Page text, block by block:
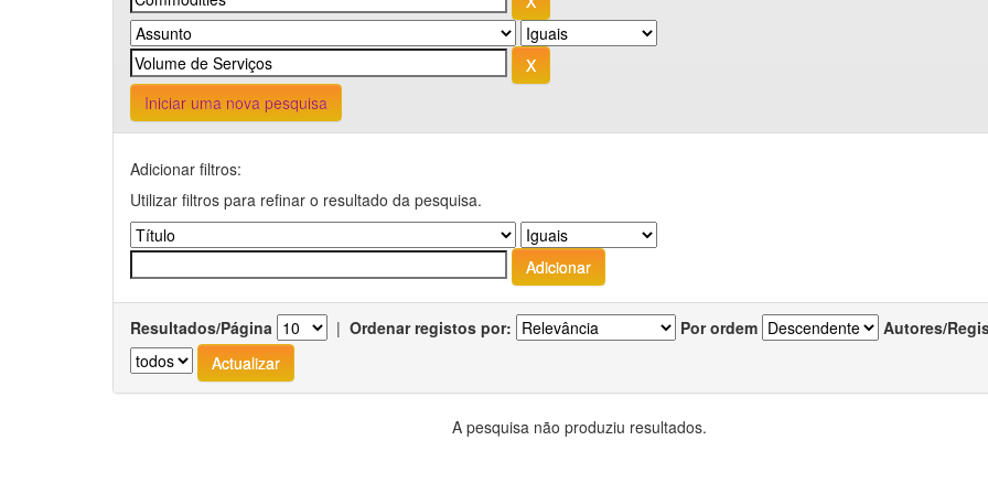
Iniciar uma nova pesquisa
Adicionar filtros:
Utilizar filtros para refinar o resultado da pesquisa.
Resultados/Página | Ordenar registos por: Por ordem Autores/
A pesquisa não produziu resultados.